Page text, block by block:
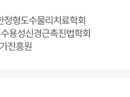
정형도수물리치료학회
용성신경근촉진법학회
진흥원